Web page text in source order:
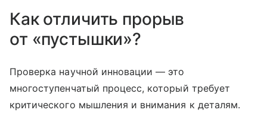
Как отличить прорыв
от «пустышки»?
Проверка научной инновации — это
многоступенчатый процесс, который требует
критического мышления и внимания к деталям.